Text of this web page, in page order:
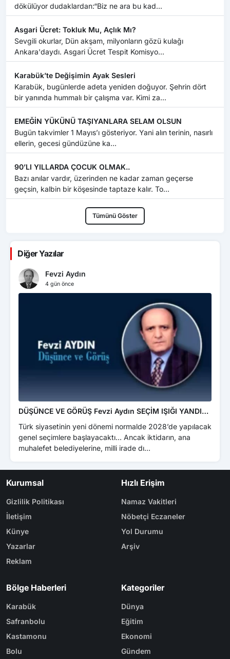
dökülüyor dudaklardan:“Biz ne ara bu kad...
‎Asgari Ücret: Tokluk Mu, Açlık Mı?
‎Sevgili okurlar, Dün akşam, milyonların gözü kulağı
Ankara'daydı. Asgari Ücret Tespit Komisyo...
Karabük’te Değişimin Ayak Sesleri
Karabük, bugünlerde adeta yeniden doğuyor. Şehrin dört
bir yanında hummalı bir çalışma var. Kimi za...
EMEĞİN YÜKÜNÜ TAŞIYANLARA SELAM OLSUN
Bugün takvimler 1 Mayıs’ı gösteriyor. Yani alın terinin, nasırlı
ellerin, gecesi gündüzüne ka...
90’LI YILLARDA ÇOCUK OLMAK..
Bazı anılar vardır, üzerinden ne kadar zaman geçerse
geçsin, kalbin bir köşesinde taptaze kalır. To...
Tümünü Göster
Diğer Yazılar
Fevzi Aydın
4 gün önce
DÜŞÜNCE VE GÖRÜŞ Fevzi Aydın SEÇİM IŞIĞI YANDI…
Türk siyasetinin yeni dönemi normalde 2028’de yapılacak
genel seçimlere başlayacaktı… Ancak iktidarın, ana
muhalefet belediyelerine, milli irade dı...
Kurumsal
Gizlilik Politikası
İletişim
Künye
Yazarlar
Reklam
Hızlı Erişim
Namaz Vakitleri
Nöbetçi Eczaneler
Yol Durumu
Arşiv
Bölge Haberleri
Karabük
Safranbolu
Kastamonu
Bolu
Kategoriler
Dünya
Eğitim
Ekonomi
Gündem